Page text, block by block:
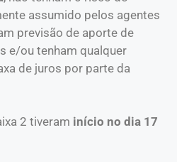
assumido pelos agentes
previsão de aporte de
e/ou tenham qualquer
de juros por parte da
2 tiveram início no dia 17